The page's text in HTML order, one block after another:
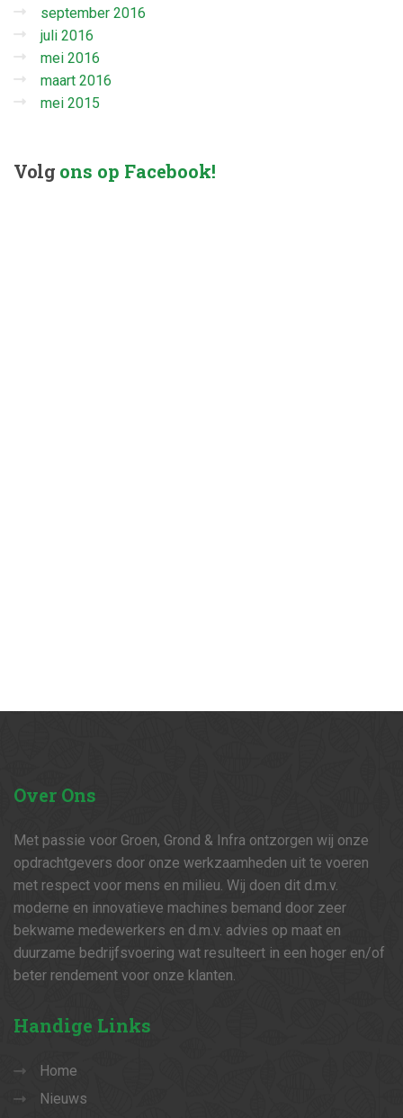
september 2016
juli 2016
mei 2016
maart 2016
mei 2015
Volgons op Facebook!
Over Ons
Met passie voor Groen, Grond & Infra ontzorgen wij onze
opdrachtgevers door onze werkzaamheden uit te voeren
met respect voor mens en milieu. Wij doen dit d.m.v.
moderne en innovatieve machines bemand door zeer
bekwame medewerkers en d.m.v. advies op maat en
duurzame bedrijfsvoering wat resulteert in een hoger en/of
beter rendement voor onze klanten.
Handige Links
Home
Nieuws